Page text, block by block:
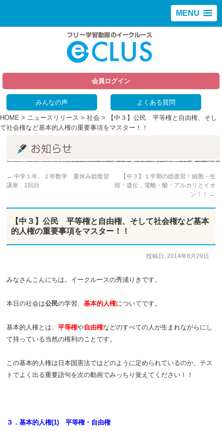
MENU
会員ログイン
みんなの声 よくある質問
HOME > ニュースリリース > 社会 > 【中３】公民 平等権と自由権、そし
て社会権など基本的人権の重要事項をマスター！！
← 中学１年、２年数学 夏休み総復習
講座 2回目
【中３】１学期の総復習！細胞・生
殖・遺伝，電離・酸・アルカリとイオ
ン！！
→
【中３】公民 平等権と自由権、そして社会権など基本
的人権の重要事項をマスター！！
投稿日: 2014年8月29日
みなさんこんにちは。イークルースの秀浦りきです。
本日の社会は公民の学習、基本的人権についてです。
基本的人権とは、平等権や自由権などのすべての人が生まれながらにし
て持っている当然の権利のことです。
この基本的人権は日本国憲法ではどのように定められているのか。テス
トでよく出る重要語句を次の動画でみっちり覚えてください！！
３．基本的人権(1) 平等権・自由権